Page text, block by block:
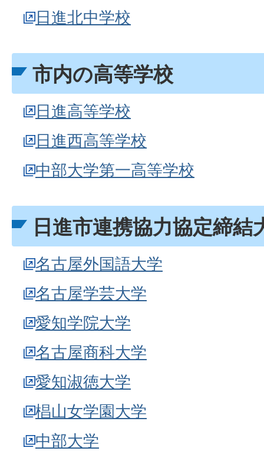
日進北中学校
市内の高等学校
日進高等学校
日進西高等学校
中部大学第一高等学校
日進市連携協力協定締結
名古屋外国語大学
名古屋学芸大学
愛知学院大学
名古屋商科大学
愛知淑徳大学
椙山女学園大学
中部大学